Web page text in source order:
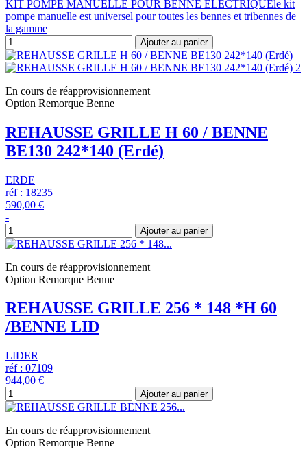
KIT POMPE MANUELLE POUR BENNE ELECTRIQUEle kit
pompe manuelle est universel pour toutes les bennes et tribennes de
la gamme
Ajouter au panier
En cours de réapprovisionnement
Option Remorque Benne
REHAUSSE GRILLE H 60 / BENNE
BE130 242*140 (Erdé)
ERDE
réf : 18235
590,00 €
-
Ajouter au panier
En cours de réapprovisionnement
Option Remorque Benne
REHAUSSE GRILLE 256 * 148 *H 60
/BENNE LID
LIDER
réf : 07109
944,00 €
Ajouter au panier
En cours de réapprovisionnement
Option Remorque Benne